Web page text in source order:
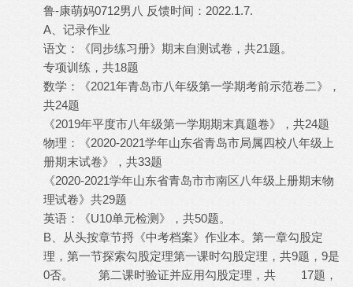
鲁-康萌妈0712男八 反馈时间：2022.1.7.
A、记录作业
语文：《同步练习册》期末自测试卷，共21题。
专项训练，共18题
数学：《2021年青岛市八年级第一学期考前示范卷二》，
共24题
《2019年平度市八年级第一学期期末真题卷》，共24题
物理：《2020-2021学年山东省青岛市局属四校八年级上
册期末试卷》，共33题
《2020-2021学年山东省青岛市市南区八年级上册期末物
理试卷》共29题
英语：《U10单元检测》，共50题。
B、从头按章节捋《中考档案》作业本。第一章勾股定
理，第一节探索勾股定理第一课时勾股定理，共9题，9是
0否。 第二课时验证并应用勾股定理，共 17题，